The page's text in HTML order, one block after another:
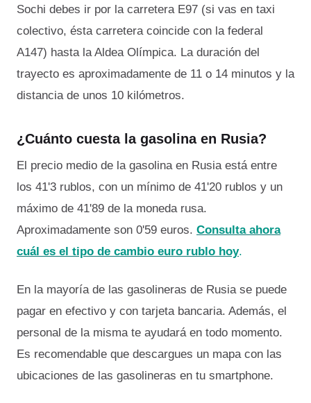
Sochi debes ir por la carretera E97 (si vas en taxi
colectivo, ésta carretera coincide con la federal
A147) hasta la Aldea Olímpica. La duración del
trayecto es aproximadamente de 11 o 14 minutos y la
distancia de unos 10 kilómetros.
¿Cuánto cuesta la gasolina en Rusia?
El precio medio de la gasolina en Rusia está entre
los 41'3 rublos, con un mínimo de 41'20 rublos y un
máximo de 41'89 de la moneda rusa.
Aproximadamente son 0'59 euros. Consulta ahora
cuál es el tipo de cambio euro rublo hoy.
En la mayoría de las gasolineras de Rusia se puede
pagar en efectivo y con tarjeta bancaria. Además, el
personal de la misma te ayudará en todo momento.
Es recomendable que descargues un mapa con las
ubicaciones de las gasolineras en tu smartphone.